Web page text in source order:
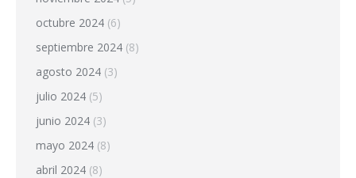
octubre 2024 (6)
septiembre 2024 (8)
agosto 2024 (3)
julio 2024 (5)
junio 2024 (3)
mayo 2024 (8)
abril 2024 (8)